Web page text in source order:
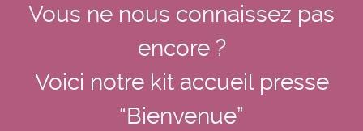
Vous ne nous connaissez pas
encore ?
Voici notre kit accueil presse
“Bienvenue”